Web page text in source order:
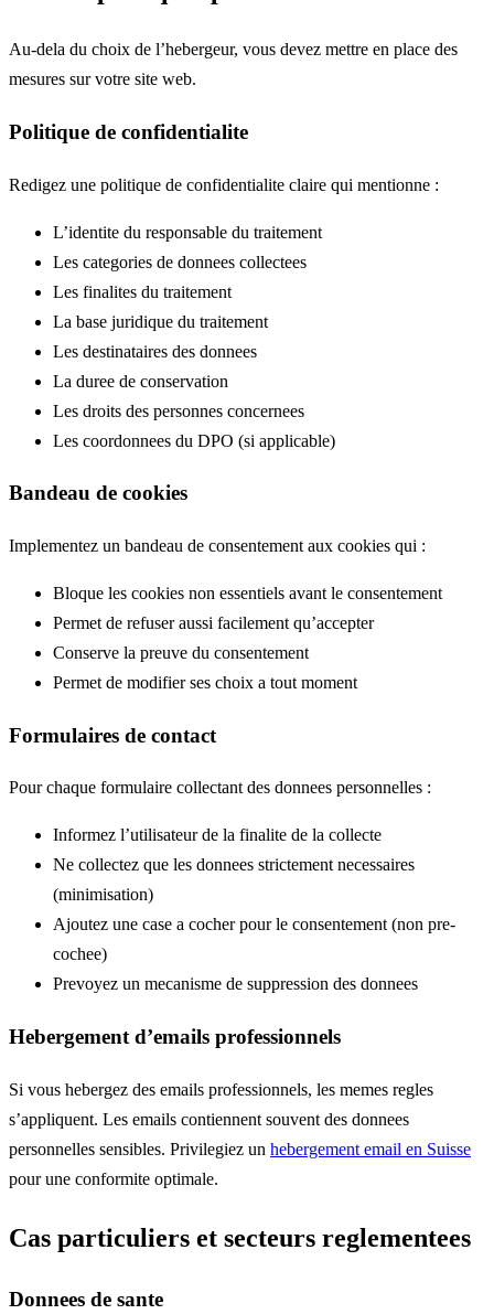
Au-dela du choix de l’hebergeur, vous devez mettre en place des
mesures sur votre site web.
Politique de confidentialite
Redigez une politique de confidentialite claire qui mentionne :
L’identite du responsable du traitement
Les categories de donnees collectees
Les finalites du traitement
La base juridique du traitement
Les destinataires des donnees
La duree de conservation
Les droits des personnes concernees
Les coordonnees du DPO (si applicable)
Bandeau de cookies
Implementez un bandeau de consentement aux cookies qui :
Bloque les cookies non essentiels avant le consentement
Permet de refuser aussi facilement qu’accepter
Conserve la preuve du consentement
Permet de modifier ses choix a tout moment
Formulaires de contact
Pour chaque formulaire collectant des donnees personnelles :
Informez l’utilisateur de la finalite de la collecte
Ne collectez que les donnees strictement necessaires
(minimisation)
Ajoutez une case a cocher pour le consentement (non pre-
cochee)
Prevoyez un mecanisme de suppression des donnees
Hebergement d’emails professionnels
Si vous hebergez des emails professionnels, les memes regles
s’appliquent. Les emails contiennent souvent des donnees
personnelles sensibles. Privilegiez un hebergement email en Suisse
pour une conformite optimale.
Cas particuliers et secteurs reglementees
Donnees de sante